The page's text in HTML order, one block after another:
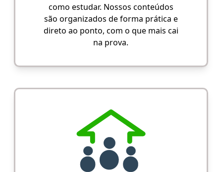
como estudar. Nossos conteúdos
são organizados de forma prática e
direto ao ponto, com o que mais cai
na prova.